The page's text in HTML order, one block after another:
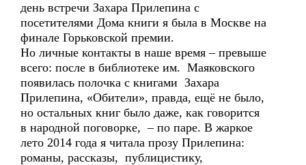
день встречи Захара Прилепина с
посетителями Дома книги я была в Москве на
финале Горьковской премии.
Но личные контакты в наше время – превыше
всего: после в библиотеке им. Маяковского
появилась полочка с книгами Захара
Прилепина, «Обители», правда, ещё не было,
но остальных книг было даже, как говорится
в народной поговорке, – по паре. В жаркое
лето 2014 года я читала прозу Прилепина:
романы, рассказы, публицистику,